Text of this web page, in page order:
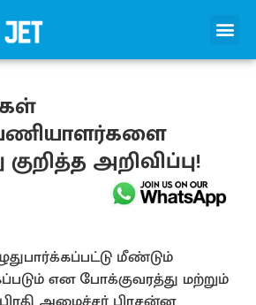
அறிவிப்பு!
மீண்டும்
என போக்குவரத்து மற்றும்